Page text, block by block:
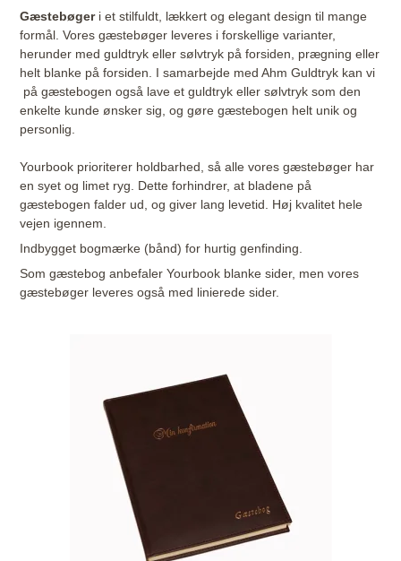
Gæstebøgeri et stilfuldt, lækkert og elegant design til mange
formål. Vores gæstebøger leveres i forskellige varianter,
herunder med guldtryk eller sølvtryk på forsiden, prægning eller
helt blanke på forsiden. I samarbejde med Ahm Guldtryk kan vi
på gæstebogen også lave et guldtryk eller sølvtryk som den
enkelte kunde ønsker sig, og gøre gæstebogen helt unik og
personlig.
Yourbook prioriterer holdbarhed, så alle vores gæstebøger har
en syet og limet ryg. Dette forhindrer, at bladene på
gæstebogen falder ud, og giver lang levetid. Høj kvalitet hele
vejen igennem.
Indbygget bogmærke (bånd) for hurtig genfinding.
Som gæstebog anbefaler Yourbook blanke sider, men vores
gæstebøger leveres også med linierede sider.